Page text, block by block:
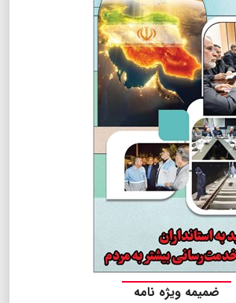
ضمیمه ویژه نامه